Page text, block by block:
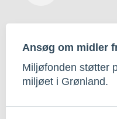
Ansøg om midler
Miljøfonden støtter
miljøet i Grønland.